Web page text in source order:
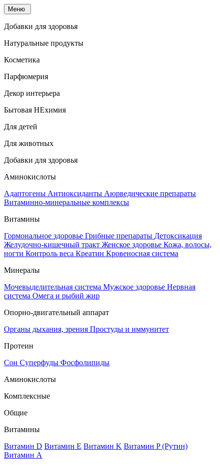
Меню
Добавки для здоровья
Натуральные продукты
Косметика
Парфюмерия
Декор интерьера
Бытовая НЕхимия
Для детей
Для животных
Добавки для здоровья
Аминокислоты
Адаптогены Антиоксиданты Аюрведические препараты
Витаминно-минеральные комплексы
Витамины
Гормональное здоровье Грибные препараты Детоксикация
Желудочно-кишечный тракт Женское здоровье Кожа, волосы,
ногти Контроль веса Креатин Кровеносная система
Минералы
Мочевыделительная система Мужское здоровье Нервная
система Омега и рыбий жир
Опорно-двигательный аппарат
Органы дыхания, зрения Простуды и иммунитет
Протеин
Сон Суперфуды Фосфолипиды
Аминокислоты
Комплексные
Общие
Витамины
Витамин D Витамин E Витамин K Витамин P (Рутин)
Витамин А